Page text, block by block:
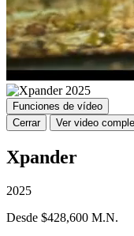
Funciones de vídeo
Cerrar
Ver video
Xpander
2025
Desde $428,600 M.N.